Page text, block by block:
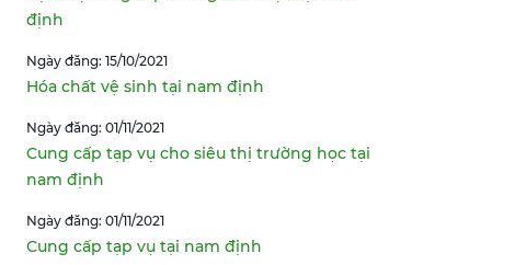
định
Ngày đăng: 15/10/2021
Hóa chất vệ sinh tại nam định
Ngày đăng: 01/11/2021
Cung cấp tạp vụ cho siêu thị trường học tại
nam định
Ngày đăng: 01/11/2021
Cung cấp tạp vụ tại nam định